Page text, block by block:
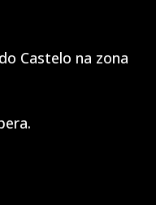
Castelo na zona